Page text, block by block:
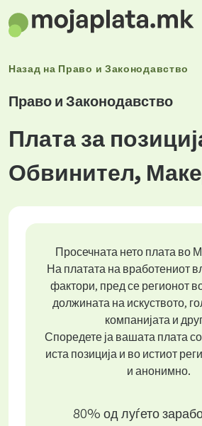
Назад на Право и Законодавство
Право и Законодавство
Плата за
Обвинител,
Просечната нето плата во
На платата на вработениот
фактори, пред се регионот
должината на искуството,
компанијата и
Споредете ја вашата плата
иста позиција и во истиот
и анонимно.
80% од луѓето